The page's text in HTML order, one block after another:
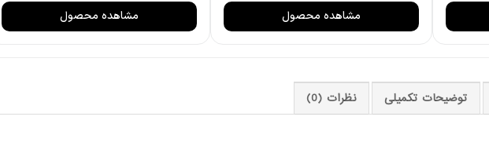
مشاهده محصول مشاهده محصول
توضیحات تکمیلی نظرات (0)